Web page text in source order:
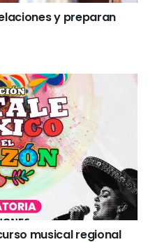
y preparan
musical regional